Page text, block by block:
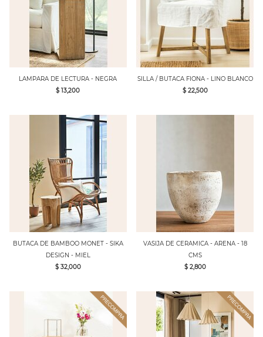
LAMPARA DE LECTURA - NEGRA
$ 13,200
SILLA / BUTACA FIONA - LINO BLANCO
$ 22,500
BUTACA DE BAMBOO MONET - SIKA
DESIGN - MIEL
$ 32,000
VASIJA DE CERAMICA - ARENA - 18
CMS
$ 2,800